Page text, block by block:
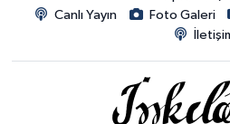
Canlı Yayın
Foto Galeri